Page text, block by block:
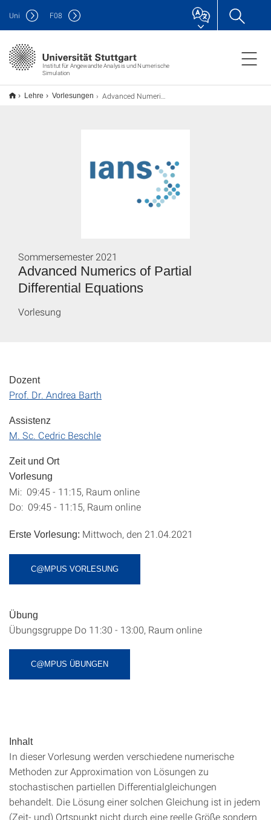
Institut für Angewandte Analysis und Numerische
Simulation
Uni F08
Lehre Vorlesungen Advanced Numerics of Partial Differential Equations
Advanced Numerics of Partial
Differential Equations
Sommersemester 2021
Vorlesung
Dozent
Prof. Dr. Andrea Barth
Assistenz
M. Sc. Cedric Beschle
Zeit und Ort
Vorlesung
Mi: 09:45 - 11:15, Raum online
Do: 09:45 - 11:15, Raum online
Erste Vorlesung: Mittwoch, den 21.04.2021
C@MPUS VORLESUNG
Übung
Übungsgruppe Do 11:30 - 13:00, Raum online
C@MPUS ÜBUNGEN
Inhalt
In dieser Vorlesung werden verschiedene numerische
Methoden zur Approximation von Lösungen zu
stochastischen partiellen Differentialgleichungen
behandelt. Die Lösung einer solchen Gleichung ist in jedem
(Zeit- und) Ortspunkt nicht durch eine reelle Größe sondern